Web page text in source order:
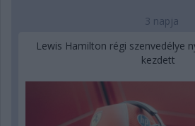
3 napja
Lewis Hamilton régi szenvedélye
kezdett